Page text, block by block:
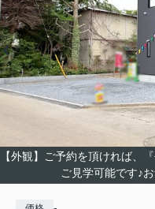
【外観】ご予約を頂ければ、
ご見学可能です♪